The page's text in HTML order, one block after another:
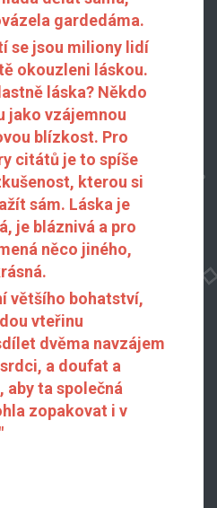
gardedáma.
se jsou miliony lidí
okouzleni láskou.
láska? Někdo
jako vzájemnou
blízkost. Pro
citátů je to spíše
kterou si
sám. Láska je
je bláznivá a pro
něco jiného,
většího bohatství,
vteřinu
dvěma navzájem
a doufat a
aby ta společná
zopakovat i v